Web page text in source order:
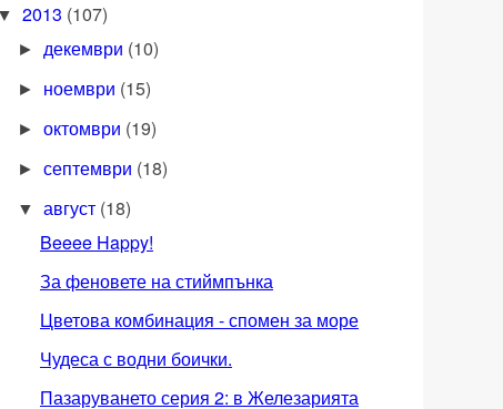
▼ 2013 (107)
► декември (10)
► ноември (15)
►октомври (19)
►септември (18)
▼август (18)
Beeee Happy!
За феновете на стиймпънка
Цветова комбинация - спомен за море
Чудеса с водни боички.
Пазаруването серия 2: в Железарията